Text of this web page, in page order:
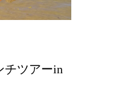
ツアーin